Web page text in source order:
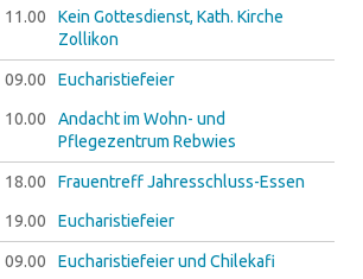
11.00
Kein Gottesdienst, Kath. Kirche
Zollikon
09.00 Eucharistiefeier
10.00
Andacht im Wohn- und
Pflegezentrum Rebwies
18.00 Frauentreff Jahresschluss-Essen
19.00 Eucharistiefeier
09.00 Eucharistiefeier und Chilekafi